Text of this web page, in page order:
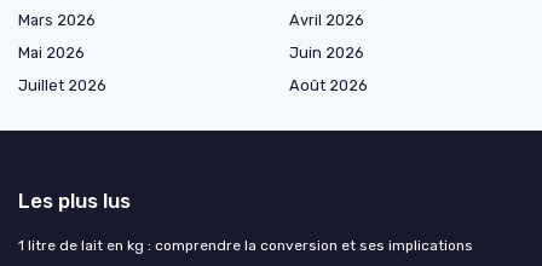
Mars 2026
Avril 2026
Mai 2026
Juin 2026
Juillet 2026
Août 2026
Les plus lus
1 litre de lait en kg : comprendre la conversion et ses implications